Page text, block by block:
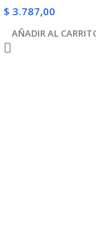
$ 3.787,00
AÑADIR AL